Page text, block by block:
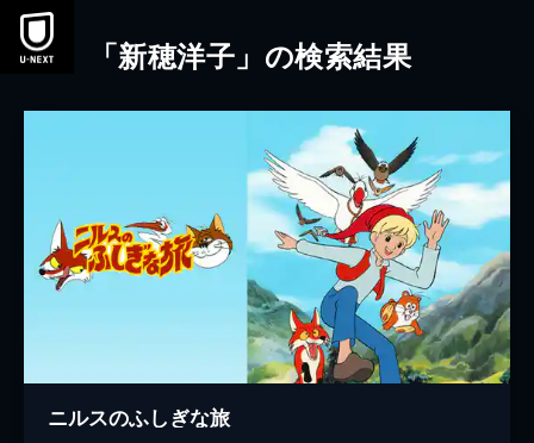
本文へスキップ
「新穂洋子」の検索結果
ニルスのふしぎな旅